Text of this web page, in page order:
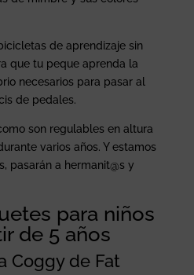
de aprendizaje sin
que tu peque aprenda la
necesarios para pasar al
de pedales.
son regulables en altura
varios años. Y estamos
pasarán a hermanit@s y
para niños
de 5 años
Coggy de Fat